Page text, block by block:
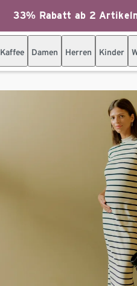
33% Rabatt ab 2
Kaffee Damen Herren Kinder